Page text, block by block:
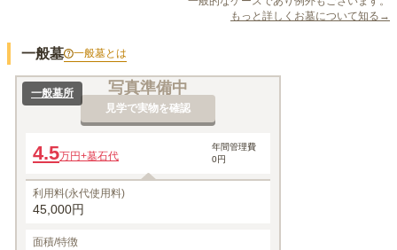
もっと詳しくお墓について知る→
一般墓 一般墓とは
写真準備中
見学で実物を確認
一般墓所
4.5万円+墓石代
年間管理費
0円
利用料(永代使用料)
45,000円
面積/特徴